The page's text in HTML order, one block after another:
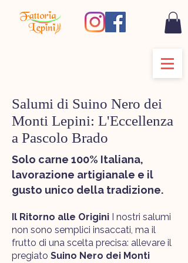
Salumi di Suino Nero dei
Monti Lepini: L'Eccellenza
a Pascolo Brado
Solo carne 100% Italiana,
lavorazione artigianale e il
gusto unico della tradizione.
Il Ritorno alle Origini I nostri salumi
non sono semplici insaccati, ma il
frutto di una scelta precisa: allevare il
pregiato Suino Nero dei Monti